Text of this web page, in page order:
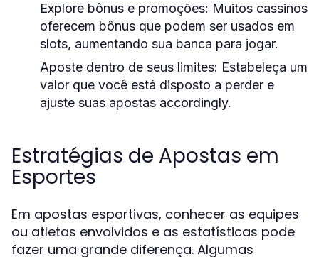
Explore bônus e promoções: Muitos cassinos
oferecem bônus que podem ser usados em
slots, aumentando sua banca para jogar.
Aposte dentro de seus limites: Estabeleça um
valor que você está disposto a perder e
ajuste suas apostas accordingly.
Estratégias de Apostas em
Esportes
Em apostas esportivas, conhecer as equipes
ou atletas envolvidos e as estatísticas pode
fazer uma grande diferença. Algumas